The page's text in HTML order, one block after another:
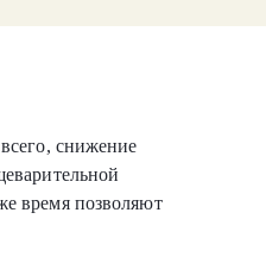
снижение
время позволяют